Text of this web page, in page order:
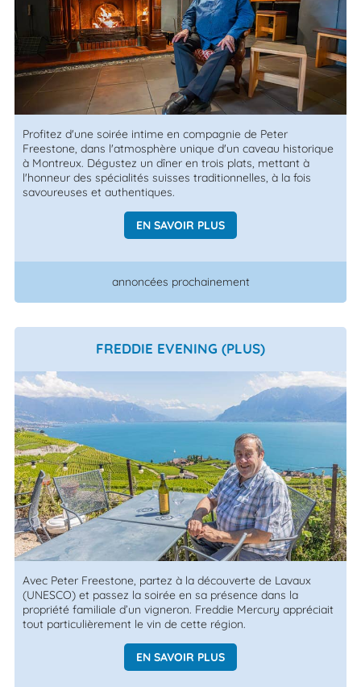
Profitez d'une soirée intime en compagnie de Peter
Freestone, dans l'atmosphère unique d'un caveau historique
à Montreux. Dégustez un dîner en trois plats, mettant à
l'honneur des spécialités suisses traditionnelles, à la fois
savoureuses et authentiques.
EN SAVOIR PLUS
annoncées prochainement
FREDDIE EVENING (PLUS)
Avec Peter Freestone, partez à la découverte de Lavaux
(UNESCO) et passez la soirée en sa présence dans la
propriété familiale d’un vigneron. Freddie Mercury appréciait
tout particulièrement le vin de cette région.
EN SAVOIR PLUS